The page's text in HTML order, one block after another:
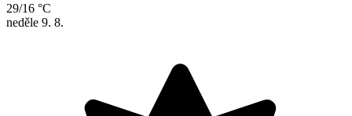
29/16 °C
neděle 9. 8.